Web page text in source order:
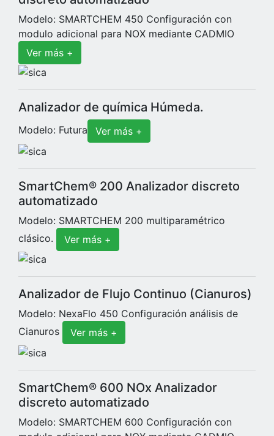
Modelo: SMARTCHEM 450 Configuración con
modulo adicional para NOX mediante CADMIO
Ver más +
Analizador de química Húmeda.
Modelo: Futura Ver más +
SmartChem® 200 Analizador discreto
automatizado
Modelo: SMARTCHEM 200 multiparamétrico
clásico.
Ver más +
Analizador de Flujo Continuo (Cianuros)
Modelo: NexaFlo 450 Configuración análisis de
Cianuros
Ver más +
SmartChem® 600 NOx Analizador
discreto automatizado
Modelo: SMARTCHEM 600 Configuración con